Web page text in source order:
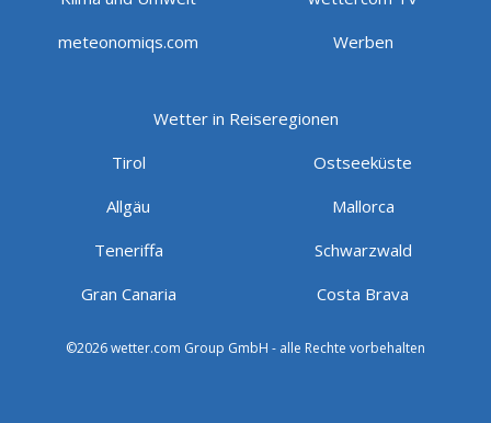
meteonomiqs.com
Werben
Wetter in Reiseregionen
Tirol
Ostseeküste
Allgäu
Mallorca
Teneriffa
Schwarzwald
Gran Canaria
Costa Brava
©2026 wetter.com Group GmbH - alle Rechte vorbehalten